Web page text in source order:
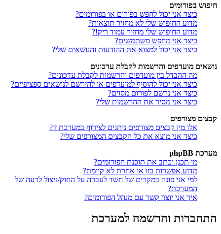
חיפוש בפורומים
כיצד אני יכול לחפש בפורום או בפורומים?
מדוע החיפוש שלי לא מחזיר תוצאות?
מדוע החיפוש שלי מחזיר עמוד ריק!?
כיצד אני מחפש משתמשים?
כיצד אני יכול למצוא את ההודעות והנושאים שלי?
נושאים מועדפים והרשמות לקבלת עדכונים
מה ההבדל בין מועדפים והרשמות לקבלת עדכונים?
כיצד אני יכול להוסיף למועדפים או להירשם לנושאים ספציפיים?
כיצד אני נרשם לפורום מסוים?
כיצד אני מסיר את ההרשמות שלי?
קבצים מצורפים
אלו מין קבצים מצורפים ניתנים לצירוף במערכת זו?
כיצד אני מוצא את כל הקבצים המצורפים שלי?
מערכת phpBB
מי תכנן וכתב את תוכנת הפורומים?
מדוע אפשרות כזו או אחרת לא קיימת?
למי אני פונה במקרים של חשד לעברה על החוק/ניצול לרעה של
המערכת?
איך אני יוצר קשר עם מנהל הפורומים?
התחברות והרשמה למערכת